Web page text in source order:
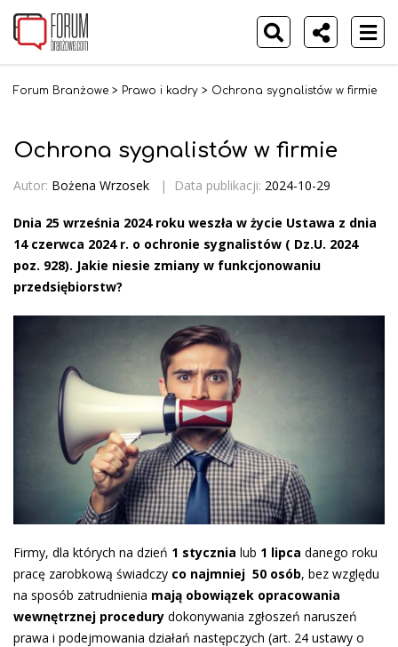
Forum Branżowe > Prawo i kadry > Ochrona sygnalistów w firmie
Ochrona sygnalistów w firmie
Autor: Bożena Wrzosek | Data publikacji: 2024-10-29
Dnia 25 września 2024 roku weszła w życie Ustawa z dnia
14 czerwca 2024 r. o ochronie sygnalistów ( Dz.U. 2024
poz. 928). Jakie niesie zmiany w funkcjonowaniu
przedsiębiorstw?
Firmy, dla których na dzień 1 stycznia lub 1 lipca danego roku
pracę zarobkową świadczy co najmniej 50 osób, bez względu
na sposób zatrudnienia mają obowiązek opracowania
wewnętrznej procedury dokonywania zgłoszeń naruszeń
prawa i podejmowania działań następczych (art. 24 ustawy o